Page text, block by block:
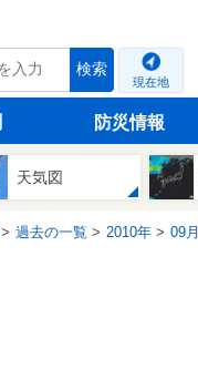
検索
現在地
防災情報
天気図
過去の一覧 2010年 09月